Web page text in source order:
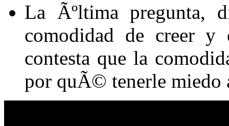
La Ãºltima pregunta,
comodidad de creer y
contesta que la
por quÃ© tenerle miedo